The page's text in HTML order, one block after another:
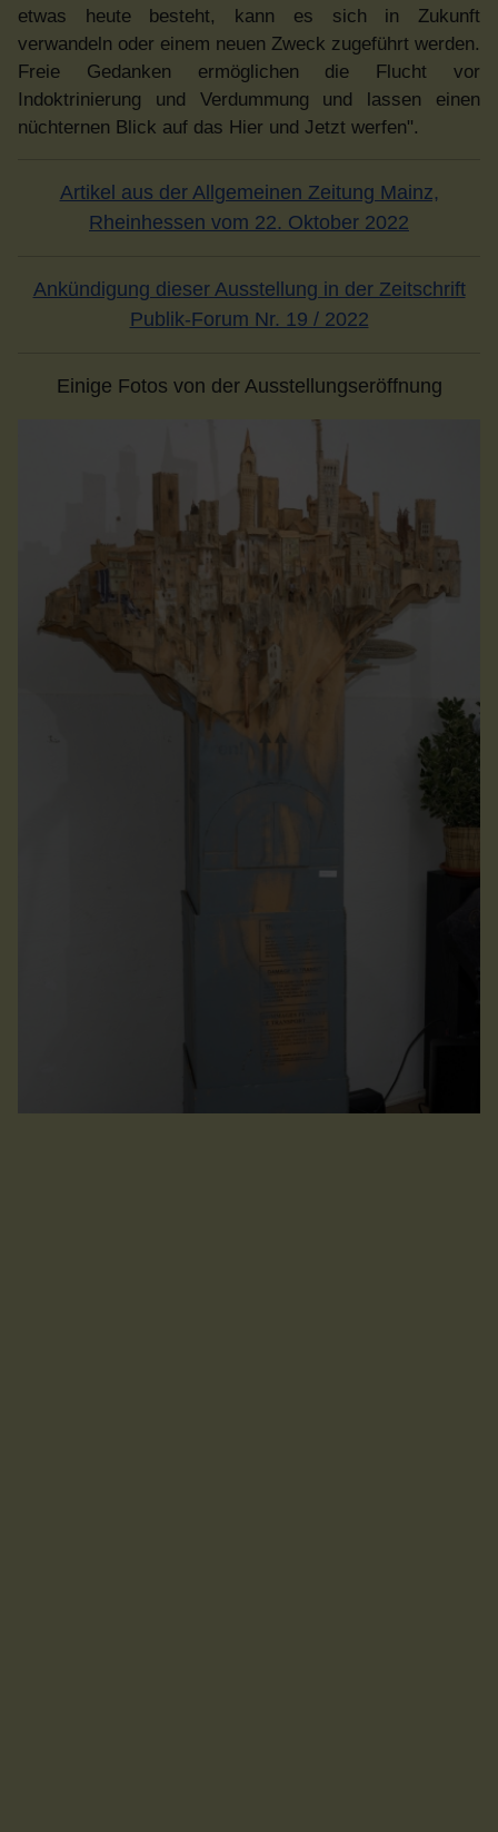
etwas heute besteht, kann es sich in Zukunft
verwandeln oder einem neuen Zweck zugeführt werden.
Freie Gedanken ermöglichen die Flucht vor
Indoktrinierung und Verdummung und lassen einen
nüchternen Blick auf das Hier und Jetzt werfen".
Artikel aus der Allgemeinen Zeitung Mainz,
Rheinhessen vom 22. Oktober 2022
Ankündigung dieser Ausstellung in der Zeitschrift
Publik-Forum Nr. 19 / 2022
Einige Fotos von der Ausstellungseröffnung